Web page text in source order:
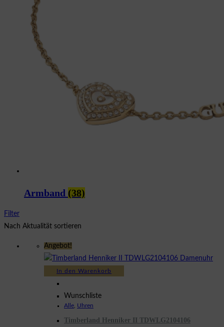
Armband (38)
Filter
Nach Aktualität sortieren
Angebot!
In den Warenkorb
Wunschliste
Alle, Uhren
Timberland Henniker II TDWLG2104106